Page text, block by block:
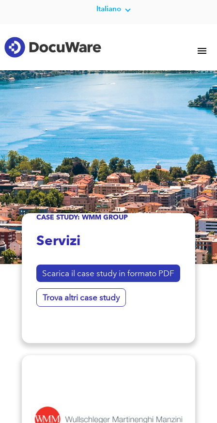
Italiano
CASE STUDY: WMM GROUP
Servizi
Scarica il case study in formato PDF
Trova altri case study